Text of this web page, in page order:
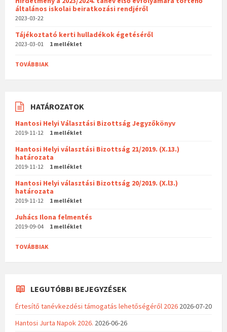
általános iskolai beiratkozási rendjéről
2023-03-22
Tájékoztató kerti hulladékok égetéséről
2023-03-01 1 melléklet
TOVÁBBIAK
HATÁROZATOK
Hantosi Helyi Választási Bizottság Jegyzőkönyv
2019-11-12 1 melléklet
Hantosi Helyi választási Bizottság 21/2019. (X.13.)
határozata
2019-11-12 1 melléklet
Hantosi Helyi választási Bizottság 20/2019. (X.l3.)
határozata
2019-11-12 1 melléklet
Juhács Ilona felmentés
2019-09-04 1 melléklet
TOVÁBBIAK
LEGUTÓBBI BEJEGYZÉSEK
Értesítő tanévkezdési támogatás lehetőségéről 2026 2026-07-20
Hantosi Jurta Napok 2026. 2026-06-26